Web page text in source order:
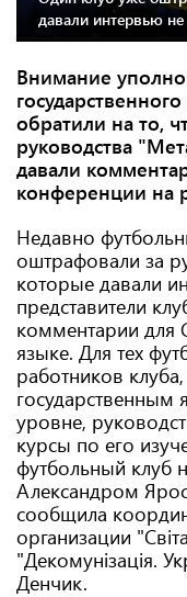
давали интервью не
Внимание
обратили на то,
руководства
давали
конференции на
Недавно
оштрафовали за
которые давали
представители
комментарии для
языке. Для тех
работников
государственным
уровне,
курсы по его
футбольный клуб
Александром
сообщила
организации
"Декомунізація.
Денчик.